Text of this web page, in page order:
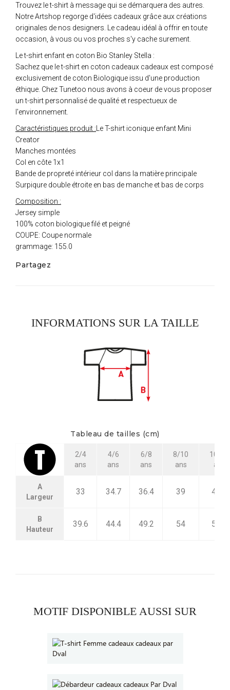
Trouvez le t-shirt à message qui se démarquera des autres.
Notre Artshop regorge d'idées cadeaux grâce aux créations
originales de nos designers. Le cadeau idéal à offrir en toute
occasion, à vous ou vos proches s'y cache surement.
Le t-shirt enfant en coton Bio Stanley Stella :
Sachez que le t-shirt en coton cadeaux cadeaux est composé
exclusivement de coton Biologique issu d'une production
éthique. Chez Tunetoo nous avons à coeur de vous proposer
un t-shirt personnalisé de qualité et respectueux de
l'environnement.
Caractéristiques produit : Le T-shirt iconique enfant Mini
Creator
Manches montées
Col en côte 1x1
Bande de propreté intérieur col dans la matière principale
Surpiqure double étroite en bas de manche et bas de corps
Composition :
Jersey simple
100% coton biologique filé et peigné
COUPE: Coupe normale
grammage: 155.0
Partagez
INFORMATIONS SUR LA TAILLE
Tableau de tailles (cm)
2/4
ans
4/6
ans
6/8
ans
8/10
ans
10/12
ans
A
Largeur
33 34.7 36.4 39 42.5
B
Hauteur
39.6 44.4 49.2 54 58.8
MOTIF DISPONIBLE AUSSI SUR